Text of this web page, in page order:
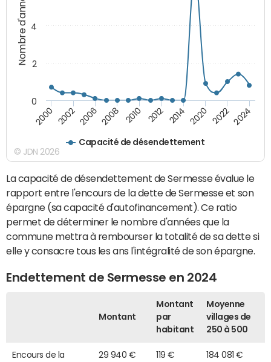
Nombre d'années
Capacité de désendettement
2000 2002 2006 2008 2010 2012 2014 2020 2022 2024
0
2
4
© JDN 2026
La capacité de désendettement de Sermesse évalue le
rapport entre l'encours de la dette de Sermesse et son
épargne (sa capacité d'autofinancement). Ce ratio
permet de déterminer le nombre d'années que la
commune mettra à rembourser la totalité de sa dette si
elle y consacre tous les ans l'intégralité de son épargne.
Endettement de Sermesse en 2024
Montant
Montant
par
habitant
Moyenne
villages de
250 à 500
Encours de la
29 940 € 119 € 184 081 €